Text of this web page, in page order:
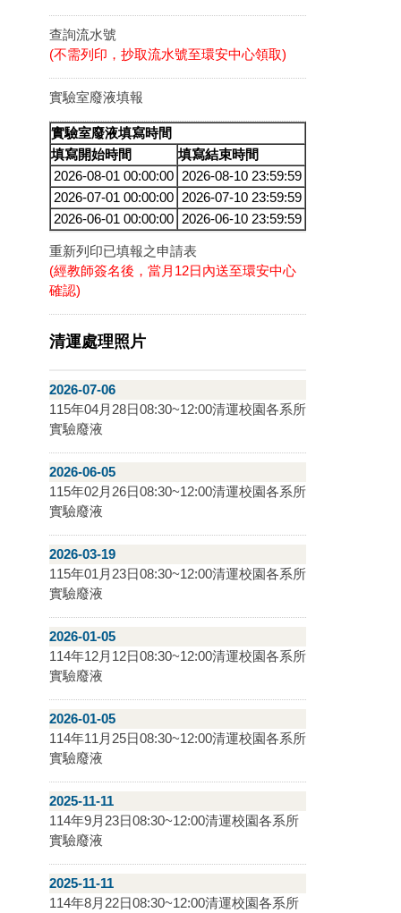
查詢流水號
(不需列印，抄取流水號至環安中心領取)
實驗室廢液填報
實驗室廢液填寫時間
填寫開始時間
填寫結束時間
2026-08-01 00:00:00 2026-08-10 23:59:59
2026-07-01 00:00:00 2026-07-10 23:59:59
2026-06-01 00:00:00 2026-06-10 23:59:59
重新列印已填報之申請表
(經教師簽名後，當月12日內送至環安中心
確認)
清運處理照片
2026-07-06
115年04月28日08:30~12:00清運校園各系所
實驗廢液
2026-06-05
115年02月26日08:30~12:00清運校園各系所
實驗廢液
2026-03-19
115年01月23日08:30~12:00清運校園各系所
實驗廢液
2026-01-05
114年12月12日08:30~12:00清運校園各系所
實驗廢液
2026-01-05
114年11月25日08:30~12:00清運校園各系所
實驗廢液
2025-11-11
114年9月23日08:30~12:00清運校園各系所
實驗廢液
2025-11-11
114年8月22日08:30~12:00清運校園各系所